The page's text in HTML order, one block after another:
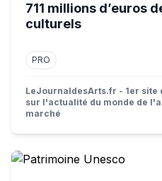
711 millions d’euros
culturels
PRO
LeJournaldesArts.fr - 1er site
sur l'actualité du monde de
marché
Patrimoine Unesco